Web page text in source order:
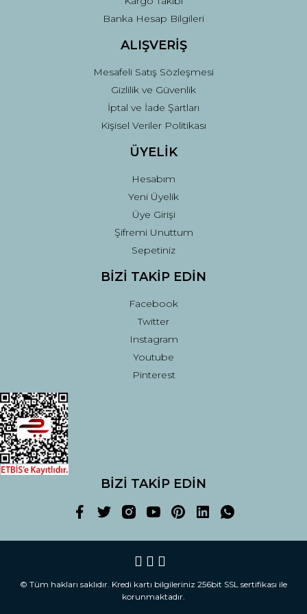
Gönder
Banka Hesap Bilgileri
ALIŞVERİŞ
Mesafeli Satış Sözleşmesi
Gizlilik ve Güvenlik
İptal ve İade Şartları
Kişisel Veriler Politikası
ÜYELİK
Hesabım
Yeni Üyelik
Üye Girişi
Şifremi Unuttum
Sepetiniz
BİZİ TAKİP EDİN
Facebook
Twitter
Instagram
Youtube
Pinterest
BİZİ TAKİP EDİN
© Tüm hakları saklıdır. Kredi kartı bilgileriniz 256bit SSL sertifikası ile
korunmaktadır.